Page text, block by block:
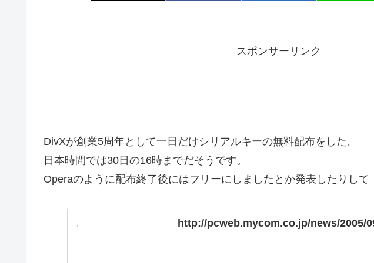
スポンサーリンク
DivXが創業5周年として一日だけシリアルキーの無料配布をした。
日本時間では30日の16時までだそうです。
Operaのように配布終了後にはフリーにしましたとか発表したりして
http://pcweb.mycom.co.jp/news/2005/